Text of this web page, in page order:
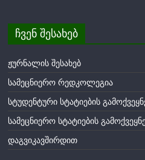
ჩვენ შესახებ
ჟურნალის შესახებ
სამეცნიერო რედკოლეგია
სტუდენტური სტატიების
სამეცნიერო სტატიების
დაგვიკავშირდით